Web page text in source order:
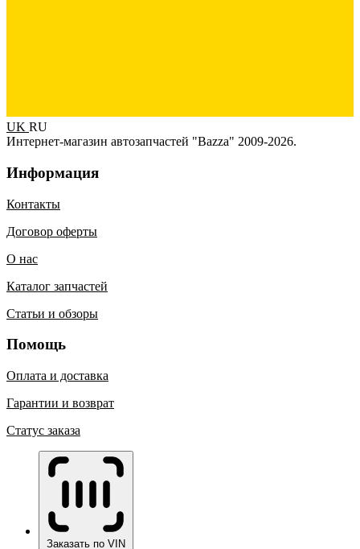
UK RU
Интернет-магазин автозапчастей "Bazza" 2009-2026.
Информация
Контакты
Договор оферты
О нас
Каталог запчастей
Статьи и обзоры
Помощь
Оплата и доставка
Гарантии и возврат
Статус заказа
Заказать по VIN